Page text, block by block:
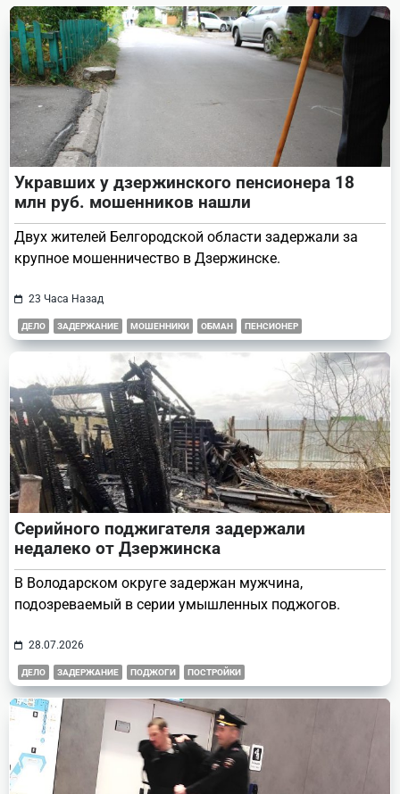
text">Page</span>
Укравших у дзержинского пенсионера 18
млн руб. мошенников нашли
Двух жителей Белгородской области задержали за
крупное мошенничество в Дзержинске.
23 Часа Назад
ДЕЛО ЗАДЕРЖАНИЕ МОШЕННИКИ ОБМАН ПЕНСИОНЕР
Серийного поджигателя задержали
недалеко от Дзержинска
В Володарском округе задержан мужчина,
подозреваемый в серии умышленных поджогов.
28.07.2026
ДЕЛО ЗАДЕРЖАНИЕ ПОДЖОГИ ПОСТРОЙКИ